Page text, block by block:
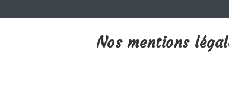
Nos mentions